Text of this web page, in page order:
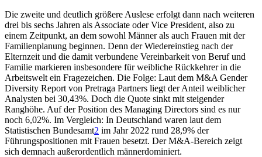
Die zweite und deutlich größere Auslese erfolgt dann nach weiteren
drei bis sechs Jahren als Associate oder Vice President, also zu
einem Zeitpunkt, an dem sowohl Männer als auch Frauen mit der
Familienplanung beginnen. Denn der Wiedereinstieg nach der
Elternzeit und die damit verbundene Vereinbarkeit von Beruf und
Familie markieren insbesondere für weibliche Rückkehrer in die
Arbeitswelt ein Fragezeichen. Die Folge: Laut dem M&A Gender
Diversity Report von Pretraga Partners liegt der Anteil weiblicher
Analysten bei 30,43%. Doch die Quote sinkt mit steigender
Ranghöhe. Auf der Position des Managing Directors sind es nur
noch 6,02%. Im Vergleich: In Deutschland waren laut dem
Statistischen Bundesamt2 im Jahr 2022 rund 28,9% der
Führungspositionen mit Frauen besetzt. Der M&A-Bereich zeigt
sich demnach außerordentlich männerdominiert.